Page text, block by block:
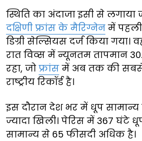
स्थिति का अंदाजा इसी से
दक्षिणी फ्रांस के मैरिग्नेन में पहली
डिग्री सेल्सियस दर्ज किया गया।
रात विव्स में न्यूनतम तापमान
रहा, जो फ्रांस में अब तक की सबसे
राष्ट्रीय रिकॉर्ड है।
इस दौरान देश भर में धूप
ज्यादा खिली। पेरिस में 367 घंटे
सामान्य से 65 फीसदी अधिक है।